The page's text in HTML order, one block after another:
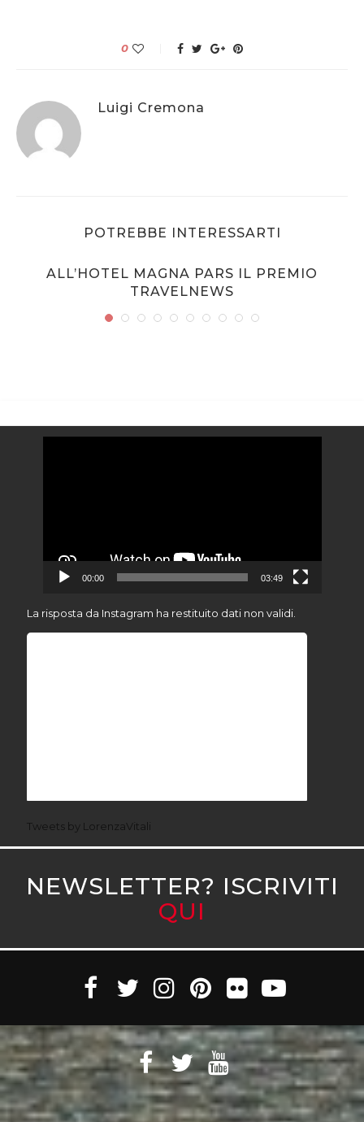
0
Luigi Cremona
POTREBBE INTERESSARTI
ALL’HOTEL MAGNA PARS IL PREMIO
TRAVELNEWS
00:00 03:49
La risposta da Instagram ha restituito dati non validi.
Tweets by LorenzaVitali
NEWSLETTER? ISCRIVITI
QUI